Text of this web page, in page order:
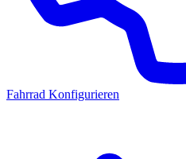
Fahrrad Konfigurieren